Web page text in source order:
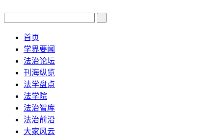
首页
学界要闻
法治论坛
刊海纵览
法学盘点
法学院
法治智库
法治前沿
大家风云